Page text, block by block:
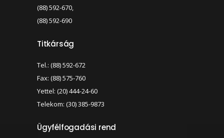
(88) 592-670,
(88) 592-690
Titkárság
Tel.: (88) 592-672
Fax: (88) 575-760
Yettel: (20) 444-24-60
Telekom: (30) 385-9873
Ügyfélfogadási rend